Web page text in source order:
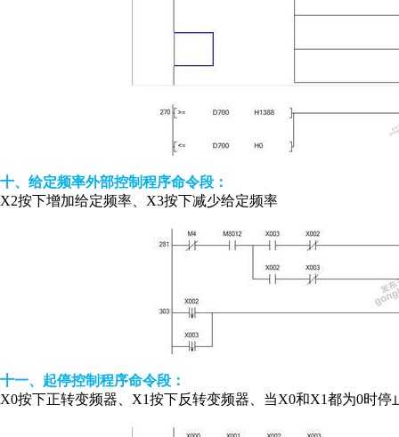
十、给定频率外部控制程序命令段：
X2按下增加给定频率、X3按下减少给定频率
十一、起停控制程序命令段：
X0按下正转变频器、X1按下反转变频器、当X0和X1都为0时停